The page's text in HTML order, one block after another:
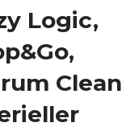
Logic,
Clean